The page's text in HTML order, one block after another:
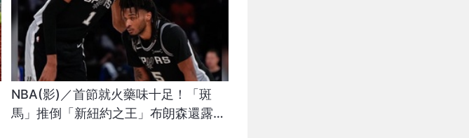
NBA(影)／首節就火藥味十足！「斑
馬」推倒「新紐約之王」布朗森還露出